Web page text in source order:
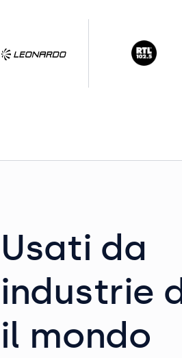
Usati da
industrie
il mondo